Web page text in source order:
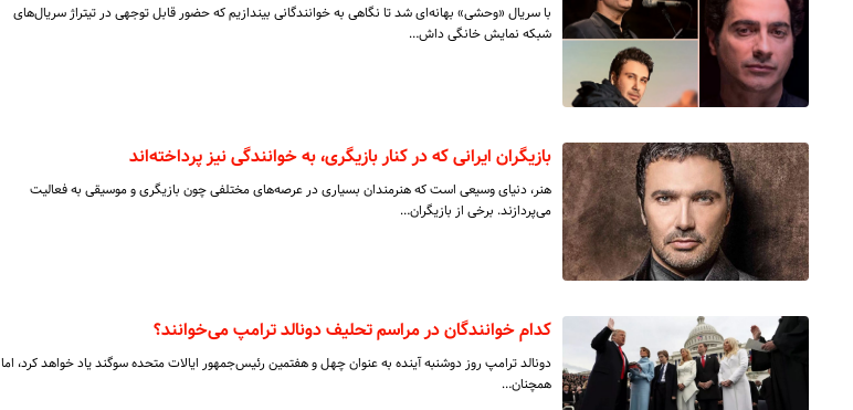
با سریال «وحشی» بهانه‌ای شد تا نگاهی به خوانندگانی بیندازیم که حضور قابل توجهی در تیتراژ سریال‌های
شبکه نمایش خانگی داش…
بازیگران ایرانی که در کنار بازیگری، به خوانندگی نیز پرداخته‌اند
هنر، دنیای وسیعی است که هنرمندان بسیاری در عرصه‌های مختلفی چون بازیگری و موسیقی به فعالیت
می‌پردازند. برخی از بازیگران…
کدام خوانندگان در مراسم تحلیف دونالد ترامپ می‌خوانند؟
دونالد ترامپ روز دوشنبه آینده به عنوان چهل و هفتمین رئیس‌جمهور ایالات متحده سوگند یاد خواهد کرد، اما
همچنان…